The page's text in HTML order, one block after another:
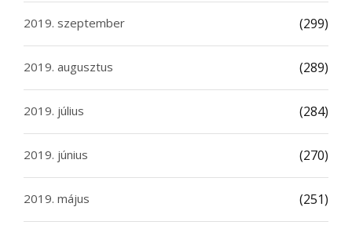
2019. szeptember (299)
2019. augusztus (289)
2019. július (284)
2019. június (270)
2019. május (251)